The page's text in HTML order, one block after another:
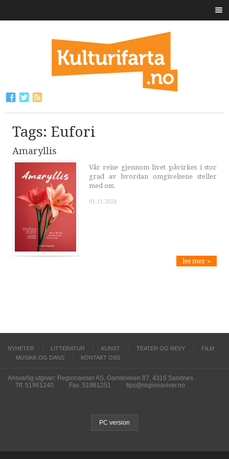
Tags: Eufori
Amaryllis
Vår reise gjennom livet påvirkes i stor
grad av hvordan omgivelsene steller
med oss.
01.11.2024
les mer »
NYHETER LITTERATUR KUNST TEATER OG REVY
FILM
MUSIKK OG DANS
KONTAKT OSS
Ansvarlig utgiver: Regionaviser AS, Gamleveien 87, 4315 Sandnes
Tlf. 51961240
Fax. 51961251 tips@regionaviser.no
PC version